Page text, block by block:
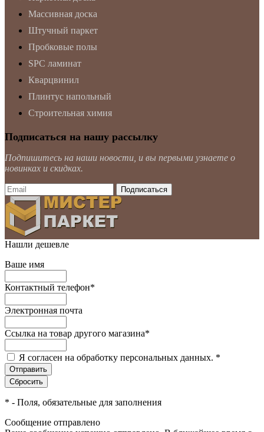
Массивная доска
Штучный паркет
Пробковые полы
SPC ламинат
Кварцвинил
Плинтус напольный
Строительная химия
Подписаться на нашу рассылку
Подпишитесь на наши новости, и вы первыми узнаете о
новинках и скидках.
Нашли дешевле
Ваше имя
Контактный телефон*
Электронная почта
Ссылка на товар другого магазина*
Я согласен на обработку персональных данных. *
* - Поля, обязательные для заполнения
Сообщение отправлено